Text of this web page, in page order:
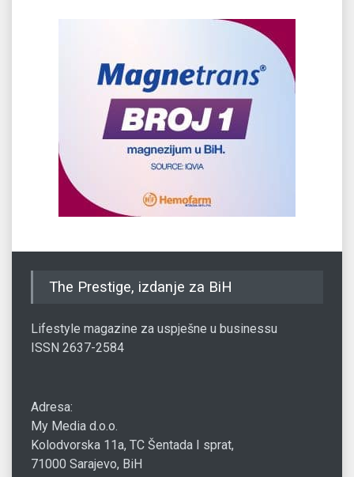
The Prestige, izdanje za BiH
Lifestyle magazine za uspješne u businessu
ISSN 2637-2584
Adresa:
My Media d.o.o.
Kolodvorska 11a, TC Šentada I sprat,
71000 Sarajevo, BiH